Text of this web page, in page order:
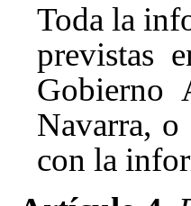
Toda la
previstas
Gobierno
Navarra,
con la